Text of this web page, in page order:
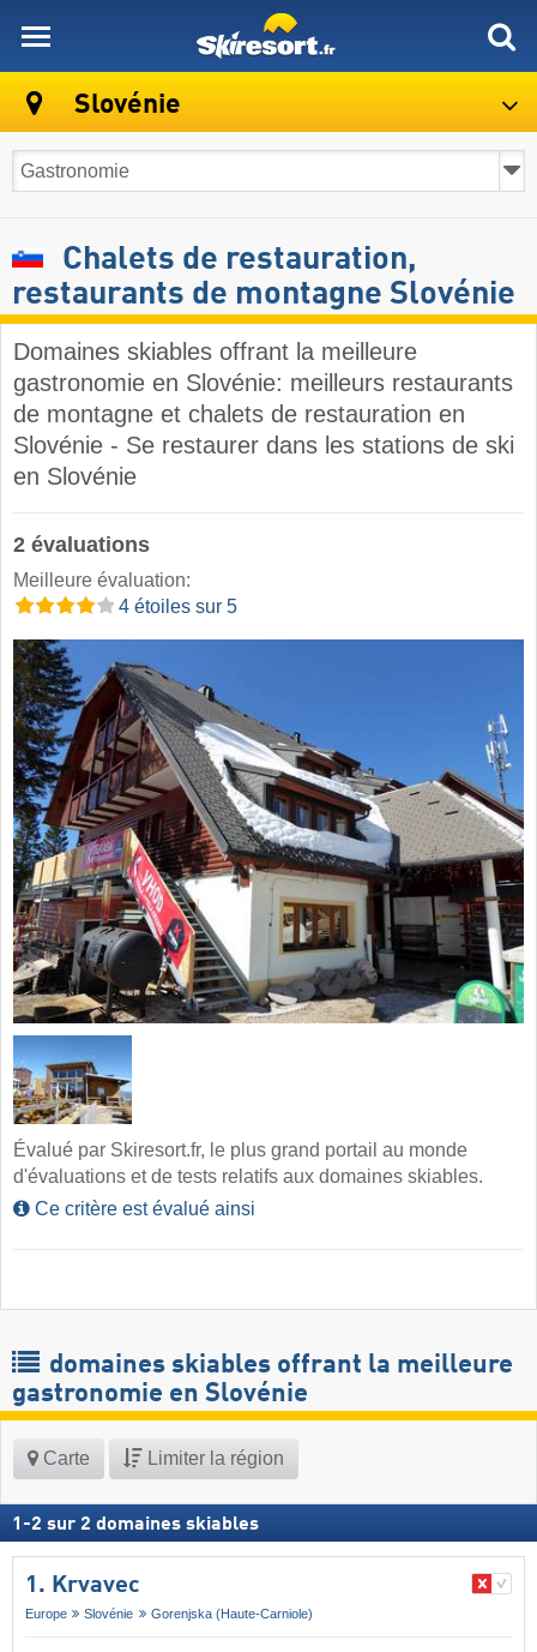
Slovénie
Chalets de restauration,
restaurants de montagne Slovénie
Domaines skiables offrant la meilleure
gastronomie en Slovénie: meilleurs restaurants
de montagne et chalets de restauration en
Slovénie - Se restaurer dans les stations de ski
en Slovénie ​
2 évaluations
Meilleure évaluation:
4 étoiles sur 5
Évalué par Skiresort.fr, le plus grand portail au monde
d'évaluations et de tests relatifs aux domaines skiables.
Ce critère est évalué ainsi
domaines skiables offrant la meilleure
gastronomie en Slovénie
Carte Limiter la région
1 -2 sur 2 domaines skiables
1. Krvavec
Europe Slovénie Gorenjska (Haute-Carniole)